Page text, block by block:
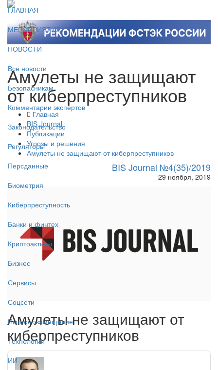
ГЛАВНАЯ
МЕРОПРИЯТИЯ
НОВОСТИ
Все новости
Безопасникам
Комментарии экспертов
Законодательство
Регуляторы
Персданные
Биометрия
Киберпреступность
Банки и финтех
Криптоактивы
Бизнес
Сервисы
Соцсети
Импортозамещение
Технологии
ИИ
Амулеты не защищают
от киберпреступников
Главная
BIS Journal
Публикации
Угрозы и решения
Амулеты не защищают от киберпреступников
BIS Journal №4(35)/2019
29 ноября, 2019
Амулеты не защищают от
киберпреступников